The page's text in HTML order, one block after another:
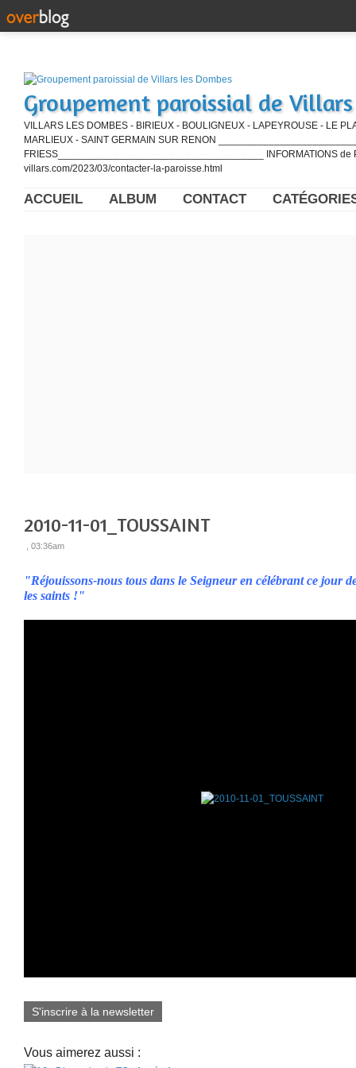
Groupement paroissial de
VILLARS LES DOMBES - BIRIEUX - BOULIGNEUX - LAPEYROUSE - LE
MARLIEUX - SAINT GERMAIN SUR RENON
FRIESS_____________________________________ INFORMATIONS de
villars.com/2023/03/contacter-la-paroisse.html
ACCUEIL ALBUM CONTACT
2010-11-01_TOUSSAINT
, 03:36am
"Réjouissons-nous tous dans le Seigneur en célébrant ce jour
les saints !"
S'inscrire à la newsletter
Vous aimerez aussi :